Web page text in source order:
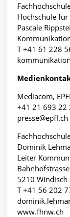
Hochschule für
Pascale
T +41 61 228
Mediacom,
+41 21 693 22
presse@epfl.ch
Dominik
Leiter
5210 Windisch
T +41 56 202
www.fhnw.ch